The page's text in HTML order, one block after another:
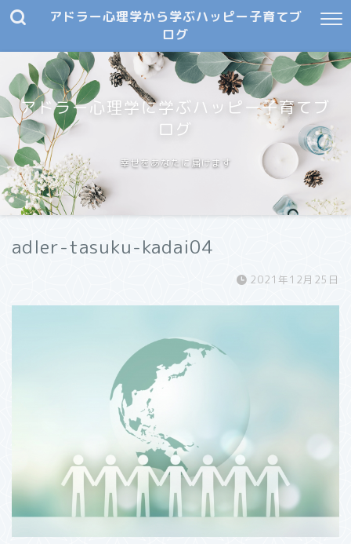
アドラー心理学から学ぶハッピー子育てブ
ログ
アドラー心理学に学ぶハッピー子育てブ
ログ
幸せをあなたに届けます
adler-tasuku-kadai04
2021年12月25日